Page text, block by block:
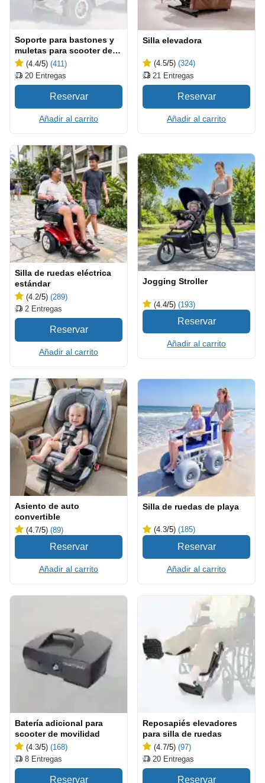
Soporte para bastones y
muletas para scooter de
movilidad
(4.4/5) (411)
20 Entregas
Añadir al carrito
Silla elevadora
(4.5/5) (324)
21 Entregas
Añadir al carrito
Silla de ruedas eléctrica
estándar
(4.2/5) (289)
2 Entregas
Añadir al carrito
Jogging Stroller
(4.4/5) (193)
Añadir al carrito
Asiento de auto
convertible
(4.7/5) (89)
Añadir al carrito
Silla de ruedas de playa
(4.3/5) (185)
Añadir al carrito
Batería adicional para
scooter de movilidad
(4.3/5) (168)
8 Entregas
Reposapiés elevadores
para silla de ruedas
(4.7/5) (97)
20 Entregas